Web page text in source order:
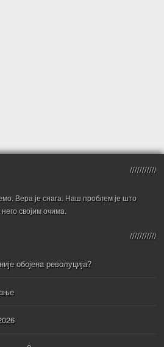
Вера је снага. Наш проблем је што
својим очима.
обојена револуција?